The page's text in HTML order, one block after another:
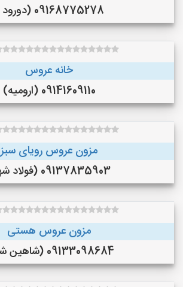
09168775278 (دورود )
خانه عروس
09141609110 (ارومیه)
مزون عروس رویای سبز
09137835903 (فولاد شهر)
مزون عروس هستی
09133098684 (شاهین شهر)